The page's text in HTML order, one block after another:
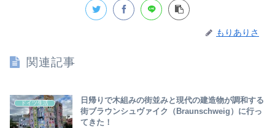
もりありさ
関連記事
ドイツ生活
日帰りで木組みの街並みと現代の建造物が調和する
街ブラウンシュヴァイク（Braunschweig）に行っ
てきた！